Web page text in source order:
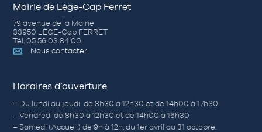
Mairie de Lège-Cap Ferret
79 avenue de la Mairie
33950 LÈGE-Cap FERRET
Tél. 05 56 03 84 00
Nous contacter
Horaires d’ouverture
– Du lundi au jeudi de 8h30 à 12h30 et de 14h00 à 17h30
– Vendredi de 8h30 à 12h30 et de 14h00 à 16h30
– Samedi (Accueil) de 9h à 12h, du 1er avril au 31 octobre.